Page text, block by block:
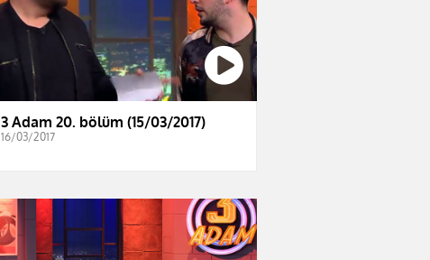
3 Adam 20. bölüm (15/03/2017)
16/03/2017